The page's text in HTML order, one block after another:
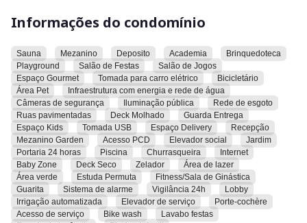
Informações do condomínio
Sauna Mezanino Deposito Academia
Brinquedoteca
Playground
Salão de Festas
Salão de Jogos
Espaço Gourmet
Tomada para carro elétrico
Bicicletário
Área Pet
Infraestrutura com energia e rede de água
Câmeras de segurança
Iluminação pública
Rede de esgoto
Ruas pavimentadas
Deck Molhado
Guarda Entrega
Espaço Kids
Tomada USB Espaço Delivery
Recepção
Mezanino Garden
Acesso PCD Elevador social
Jardim
Portaria 24 horas
Piscina Churrasqueira
Internet
Baby Zone
Deck Seco Zelador
Área de lazer
Área verde
Estuda Permuta
Fitness/Sala de Ginástica
Guarita
Sistema de alarme Vigilância 24h
Lobby
Irrigação automatizada
Elevador de serviço
Porte-cochère
Acesso de serviço
Bike wash
Lavabo festas